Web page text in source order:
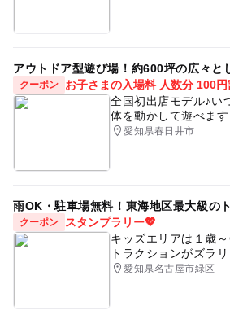
アウトドア型遊び場！約600坪の広々と
クーポン
お子さまの入場料 人数分 100円
全国初出店モデル♪い
体を動かして遊べます
愛知県春日井市
雨OK・駐車場無料！東海地区最大級の
クーポン
スタンプラリー💖
キッズエリアは１歳
トラクションがズラリ
愛知県名古屋市緑区